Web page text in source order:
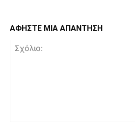
ΑΦΗΣΤΕ ΜΙΑ ΑΠΑΝΤΗΣΗ